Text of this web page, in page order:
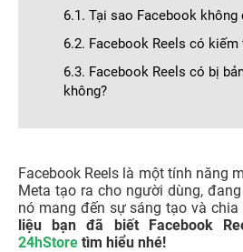
6.1. Tại sao Facebook không
6.2. Facebook Reels có
6.3. Facebook Reels có bị
không?
Facebook Reels là một tính năng
Meta tạo ra cho người dùng,
nó mang đến sự sáng tạo và chia
liệu bạn đã biết Facebook
24hStore tìm hiểu nhé!